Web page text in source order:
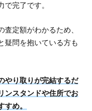
完了です。
定額がわかるため、
疑問を抱いている方も
やり取りが完結するだ
ンスタンドや住所でお
め。